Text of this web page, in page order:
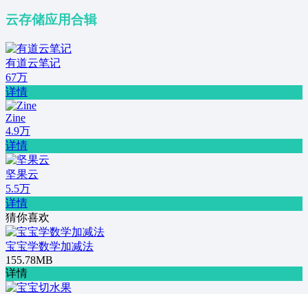
云存储应用合辑
有道云笔记
67万
详情
Zine
4.9万
详情
坚果云
5.5万
详情
猜你喜欢
宝宝学数学加减法
155.78MB
详情